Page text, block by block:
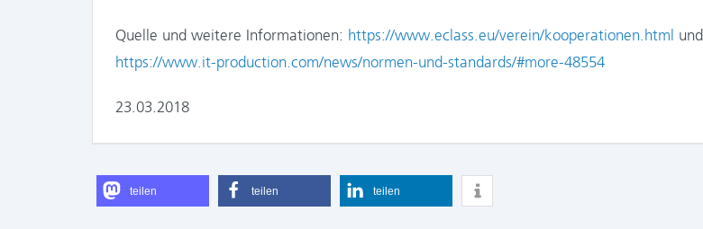
Quelle und weitere Informationen: https://www.eclass.eu/verein/kooperationen.html und
https://www.it-production.com/news/normen-und-standards/#more-48554
23.03.2018
teilen teilen teilen